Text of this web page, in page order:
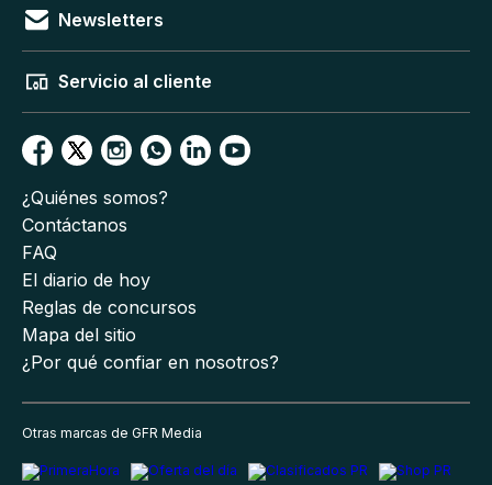
Newsletters
Servicio al cliente
¿Quiénes somos?
Contáctanos
FAQ
El diario de hoy
Reglas de concursos
Mapa del sitio
¿Por qué confiar en nosotros?
Otras marcas de GFR Media